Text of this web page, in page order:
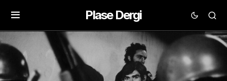
Plase Dergi